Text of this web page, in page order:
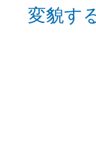
お問
変貌す